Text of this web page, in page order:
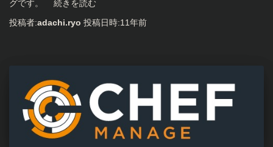
グです。
続きを読む
投稿者:adachi.ryo 投稿日時:11年前